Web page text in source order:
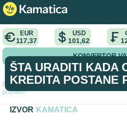
EUR
117,37
USD
101,62
KONVERTOR
Početna > savet >
Šta uraditi kada
problem?
ŠTA URADITI KADA
KREDITA POSTANE
IZVOR KAMATICA